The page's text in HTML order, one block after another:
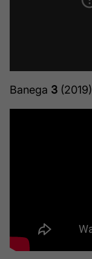
Banega 3 (2019)